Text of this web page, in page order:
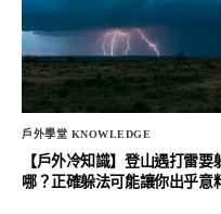
戶外學堂 KNOWLEDGE
【戶外冷知識】登山遇打雷要
哪？正確躲法可能讓你出乎意